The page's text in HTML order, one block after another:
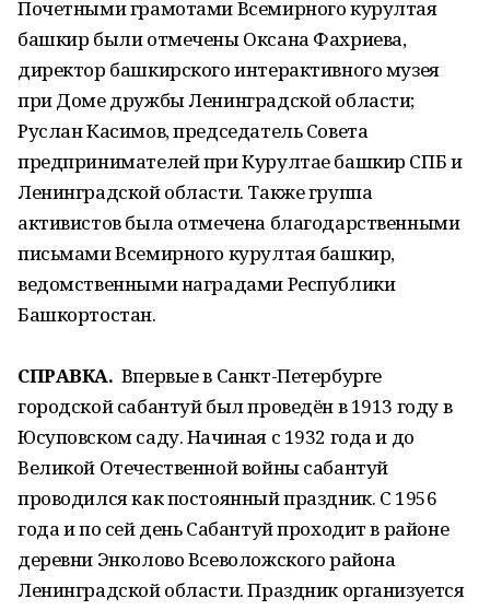
Почетными грамотами Всемирного курултая
башкир были отмечены Оксана Фахриева,
директор башкирского интерактивного музея
при Доме дружбы Ленинградской области;
Руслан Касимов, председатель Совета
предпринимателей при Курултае башкир СПБ и
Ленинградской области. Также группа
активистов была отмечена благодарственными
письмами Всемирного курултая башкир,
ведомственными наградами Республики
Башкортостан.
СПРАВКА. Впервые в Санкт-Петербурге
городской сабантуй был проведён в 1913 году в
Юсуповском саду. Начиная с 1932 года и до
Великой Отечественной войны сабантуй
проводился как постоянный праздник. С 1956
года и по сей день Сабантуй проходит в районе
деревни Энколово Всеволожского района
Ленинградской области. Праздник организуется